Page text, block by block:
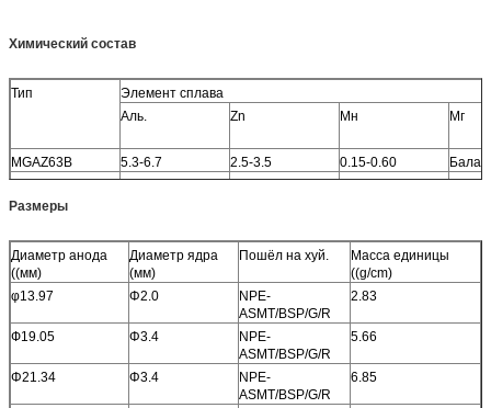
Химический состав
Тип
Элемент сплава
Аль.
Zn Мн Мг
MGAZ63B 5.3-6.7 2.5-3.5 0.15-0.60
MGAZ31B
2.7-3.5 0.6-1.4 0.2-1.0
Размеры
Диаметр анода
((мм)
Диаметр ядра
(мм)
Пошёл на хуй.
Масса единицы
((g/cm)
φ13.97
Φ2.0
NPE-
ASMT/BSP/G/R
2.83
Ф19.05 Φ3.4
NPE-
ASMT/BSP/G/R
5.66
Φ21.34 Φ3.4
NPE-
ASMT/BSP/G/R
6.85